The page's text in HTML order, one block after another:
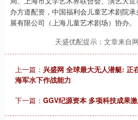
办方道配资，中国福利会儿童艺术剧院
展有限公司（上海儿童艺术剧场）协办。
天盛优配提示：文章来自
上一篇： 兴盛网 全球最大无人潜艇: 正
海军水下作战能力
下一篇： GGV纪源资本 多项科技成果